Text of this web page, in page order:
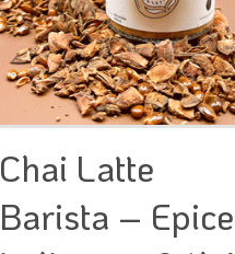
Chai Latte
Barista –